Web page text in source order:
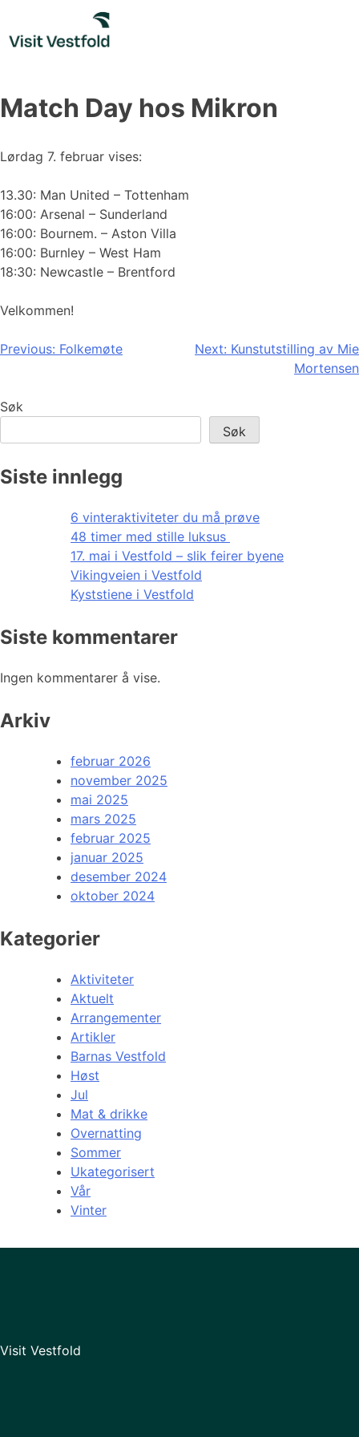
content
Match Day hos Mikron
Lørdag 7. februar vises:
13.30: Man United – Tottenham
16:00: Arsenal – Sunderland
16:00: Bournem. – Aston Villa
16:00: Burnley – West Ham
18:30: Newcastle – Brentford
Velkommen!
Innleggsnavigasjon
Previous: Folkemøte Next: Kunstutstilling av Mie
Mortensen
Søk
Søk
Siste innlegg
6 vinteraktiviteter du må prøve
48 timer med stille luksus
17. mai i Vestfold – slik feirer byene
Vikingveien i Vestfold
Kyststiene i Vestfold
Siste kommentarer
Ingen kommentarer å vise.
Arkiv
februar 2026
november 2025
mai 2025
mars 2025
februar 2025
januar 2025
desember 2024
oktober 2024
Kategorier
Aktiviteter
Aktuelt
Arrangementer
Artikler
Barnas Vestfold
Høst
Jul
Mat & drikke
Overnatting
Sommer
Ukategorisert
Vår
Vinter
Visit Vestfold